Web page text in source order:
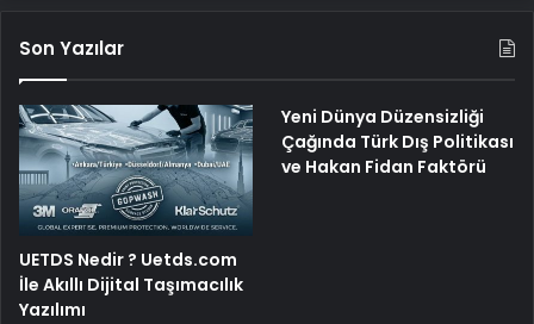
Son Yazılar
UETDS Nedir ? Uetds.com
İle Akıllı Dijital Taşımacılık
Yazılımı
Yeni Dünya Düzensizliği
Çağında Türk Dış Politikası
ve Hakan Fidan Faktörü